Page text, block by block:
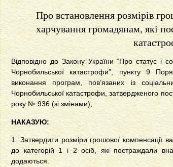
Про встановлення розмірів
харчування громадянам, які
Відповідно до Закону України “Про статус і
Чорнобильської катастрофи”, пункту 9
виконання програм, пов’язаних із
Чорнобильської катастрофи, затвердженого
року № 936 (зі змінами),
НАКАЗУЮ:
1. Затвердити розміри грошової компенсації
до категорій 1 і 2 осіб, які постраждали
додаються.